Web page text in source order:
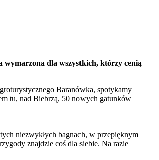
dla wszystkich, którzy cenią
Baranówka, spotykamy
tu, nad Biebrzą, 50 nowych gatunków
niezwykłych bagnach, w przepięknym
znajdzie coś dla siebie. Na razie